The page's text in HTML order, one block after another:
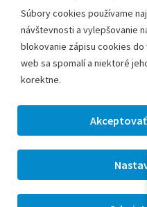
Súbory cookies používame
návštevnosti a vylepšovanie
blokovanie zápisu cookies do
web sa spomalí a niektoré
korektne.
Kontakt:
Telefón:+42133/285 27 11
Email:
mesto@leopoldov.sk
Webmaster:
2026 © Mestský úrad
Tvorba web stránok a